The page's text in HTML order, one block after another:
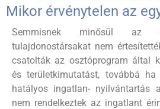
Mikor érvénytelen az
Semmisnek minősül az
tulajdonostársakat nem
csatolták az osztóprogram által
és területkimutatást, továbbá
hatályos ingatlan- nyilvántartás
nem rendelkeztek az ingatlant